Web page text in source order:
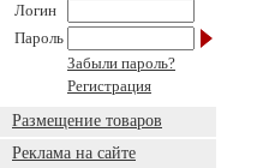
Логин
Пароль
Забыли пароль?
Регистрация
Размещение товаров
Реклама на сайте